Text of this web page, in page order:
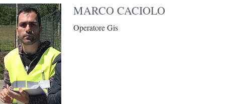
MARCO CACIOLO
Operatore Gis